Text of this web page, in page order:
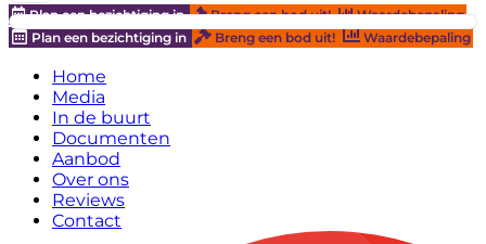
Plan een bezichtiging in Breng een bod uit!
Waardebepaling
Plan een bezichtiging in
Breng een bod uit! Waardebepaling
Home
Media
In de buurt
Documenten
Aanbod
Over ons
Reviews
Contact